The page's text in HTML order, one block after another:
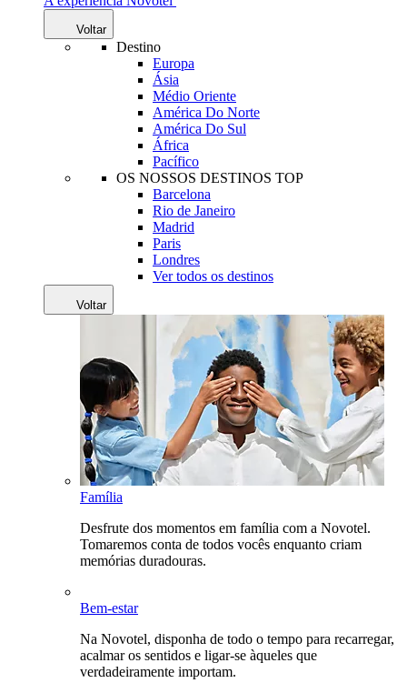
Voltar
Destino
Europa
Ásia
Médio Oriente
América Do Norte
América Do Sul
África
Pacífico
OS NOSSOS DESTINOS TOP
Barcelona
Rio de Janeiro
Madrid
Paris
Londres
Ver todos os destinos
Voltar
Família
Desfrute dos momentos em família com a Novotel.
Tomaremos conta de todos vocês enquanto criam
memórias duradouras.
Bem-estar
Na Novotel, disponha de todo o tempo para recarregar,
acalmar os sentidos e ligar-se àqueles que
verdadeiramente importam.